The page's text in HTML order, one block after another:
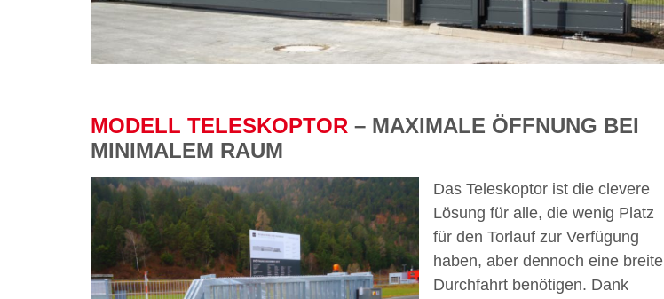
MODELL TELESKOPTOR – MAXIMALE ÖFFNUNG BEI
MINIMALEM RAUM
Das Teleskoptor ist die clevere
Lösung für alle, die wenig Platz
für den Torlauf zur Verfügung
haben, aber dennoch eine breite
Durchfahrt benötigen. Dank